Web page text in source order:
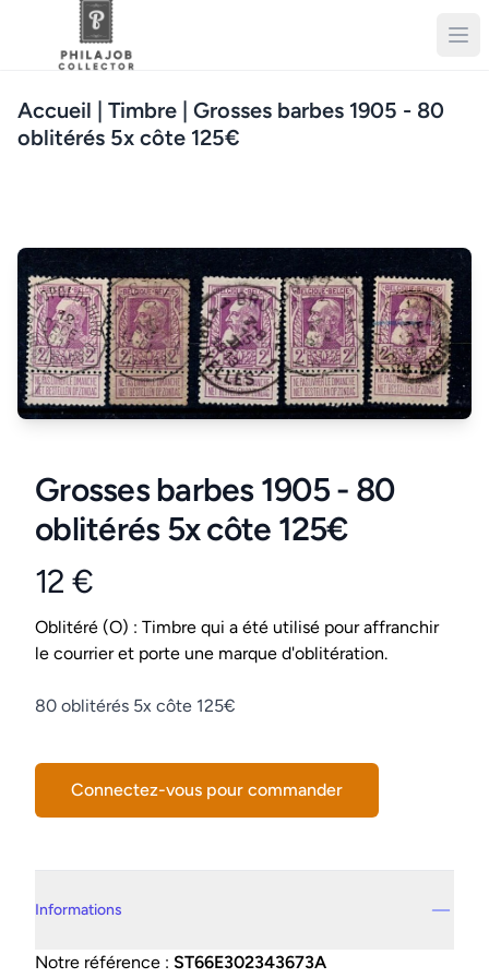
Accueil | Timbre | Grosses barbes 1905 - 80
oblitérés 5x côte 125€
Grosses barbes 1905 - 80
oblitérés 5x côte 125€
Product information
12 €
Conditions
Oblitéré (O) : Timbre qui a été utilisé pour affranchir
le courrier et porte une marque d'oblitération.
Description
80 oblitérés 5x côte 125€
Connectez-vous pour commander
Informations
Notre référence : ST66E302343673A